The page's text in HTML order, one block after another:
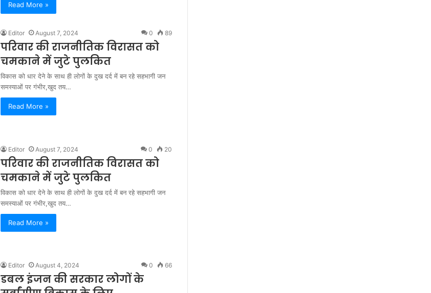
Read More »
Editor August 7, 2024 0 89
परिवार की राजनीतिक विरासत को
चमकाने में जुटे पुलकित
विकास को धार देने के साथ ही लोगों के दुख दर्द में बन रहे सहभागी जन
समस्याओं पर गंभीर,खुद तय…
Read More »
Editor August 7, 2024 0 20
परिवार की राजनीतिक विरासत को
चमकाने में जुटे पुलकित
विकास को धार देने के साथ ही लोगों के दुख दर्द में बन रहे सहभागी जन
समस्याओं पर गंभीर,खुद तय…
Read More »
Editor August 4, 2024 0 66
डबल इंजन की सरकार लोगों के